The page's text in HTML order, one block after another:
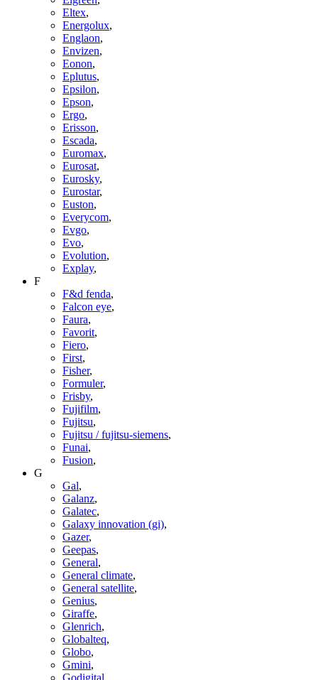
Eltex,
Energolux,
Englaon,
Envizen,
Eonon,
Eplutus,
Epsilon,
Epson,
Ergo,
Erisson,
Escada,
Euromax,
Eurosat,
Eurosky,
Eurostar,
Euston,
Everycom,
Evgo,
Evo,
Evolution,
Explay,
F
F&d fenda,
Falcon eye,
Faura,
Favorit,
Fiero,
First,
Fisher,
Formuler,
Frisby,
Fujifilm,
Fujitsu,
Fujitsu / fujitsu-siemens,
Funai,
Fusion,
G
Gal,
Galanz,
Galatec,
Galaxy innovation (gi),
Gazer,
Geepas,
General,
General climate,
General satellite,
Genius,
Giraffe,
Glenrich,
Globalteq,
Globo,
Gmini,
Godigital,